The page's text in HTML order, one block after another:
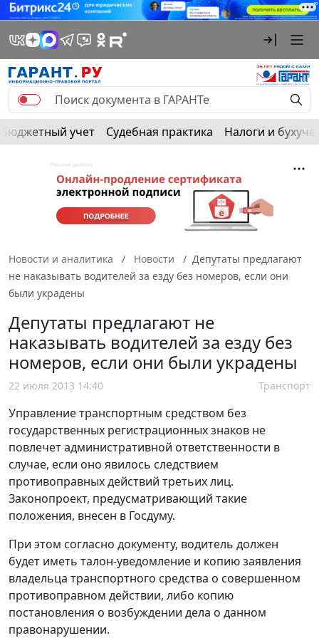
Бюджетный учет Судебная практика Налоги и
Новости и аналитика Новости
Депутаты предлагают
не наказывать водителей за езду без номеров, если они
были украдены
Депутаты предлагают не
наказывать водителей за езду без
номеров, если они были украдены
22 июля 2013 14:40 Транспорт
Управление транспортным средством без
государственных регистрационных знаков не
повлечет административной ответственности в
случае, если оно явилось следствием
противоправных действий третьих лиц.
Законопроект, предусматривающий такие
положения, внесен в Госдуму.
При этом согласно документу, водитель должен
будет иметь талон-уведомление и копию заявления
владельца транспортного средства о совершенном
противоправном действии, либо копию
постановления о возбуждении дела о данном
правонарушении.